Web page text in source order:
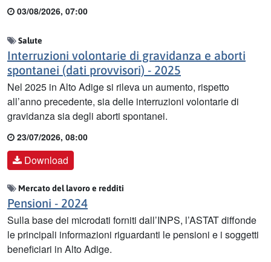
03/08/2026, 07:00
Salute
Interruzioni volontarie di gravidanza e aborti
spontanei (dati provvisori) - 2025
Nel 2025 in Alto Adige si rileva un aumento, rispetto
all’anno precedente, sia delle interruzioni volontarie di
gravidanza sia degli aborti spontanei.
23/07/2026, 08:00
Download
Mercato del lavoro e redditi
Pensioni - 2024
Sulla base dei microdati forniti dall’INPS, l’ASTAT diffonde
le principali informazioni riguardanti le pensioni e i soggetti
beneficiari in Alto Adige.